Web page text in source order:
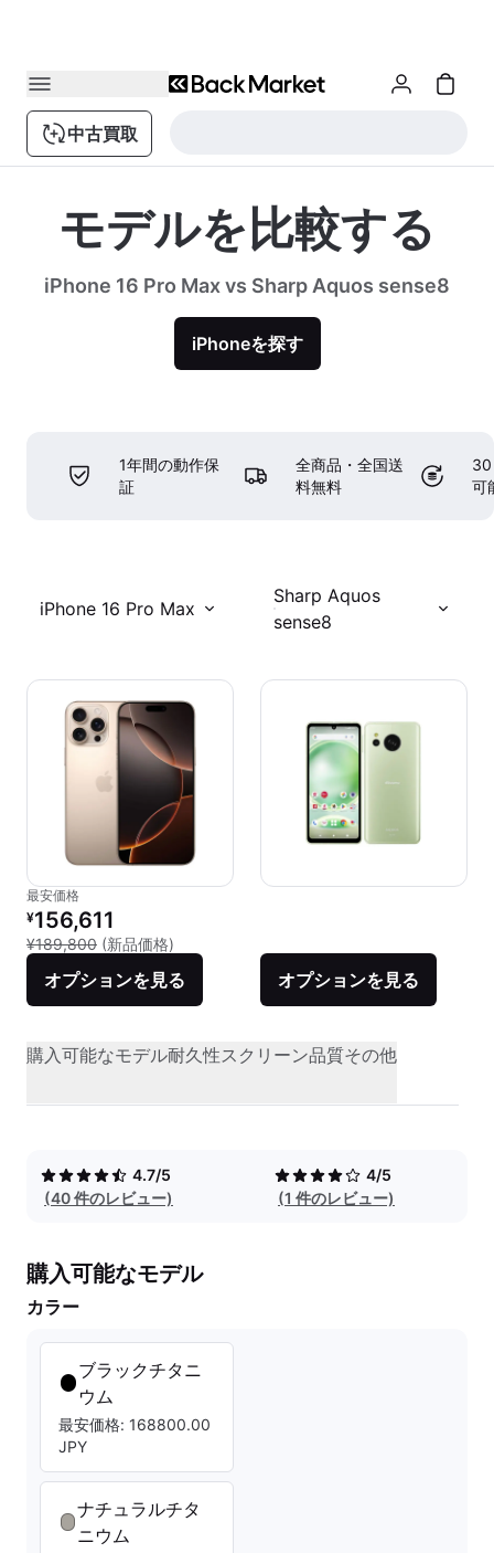
中古買取
モデルを比較する
iPhone 16 Pro Max vs Sharp Aquos sense8
iPhoneを探す
1年間の動作保
証
全商品・全国送
料無料
30
可
iPhone 16 Pro Max
Sharp Aquos
sense8
最安価格
リファービッシュ品の価格：
¥156,611
¥189,800 (新品価格)
オプションを見る オプションを見る
購入可能なモデル耐久性スクリーン品質その他
4.7/5
(40 件のレビュー)
4/5
(1 件のレビュー)
購入可能なモデル
カラー
ブラックチタニ
ウム
最安価格: 168800.00
JPY
ナチュラルチタ
ニウム